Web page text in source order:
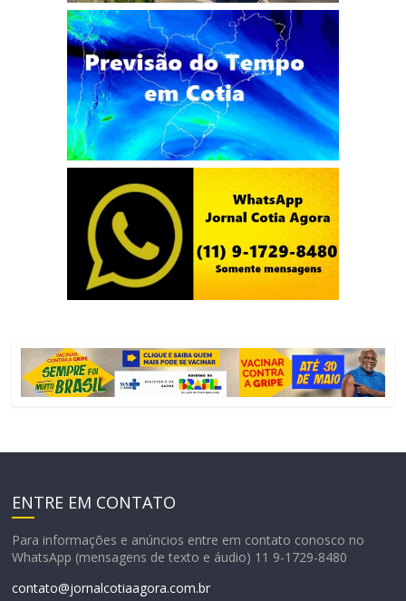
ENTRE EM CONTATO
Para informações e anúncios entre em contato conosco no
WhatsApp (mensagens de texto e áudio) 11 9-1729-8480
contato@jornalcotiaagora.com.br